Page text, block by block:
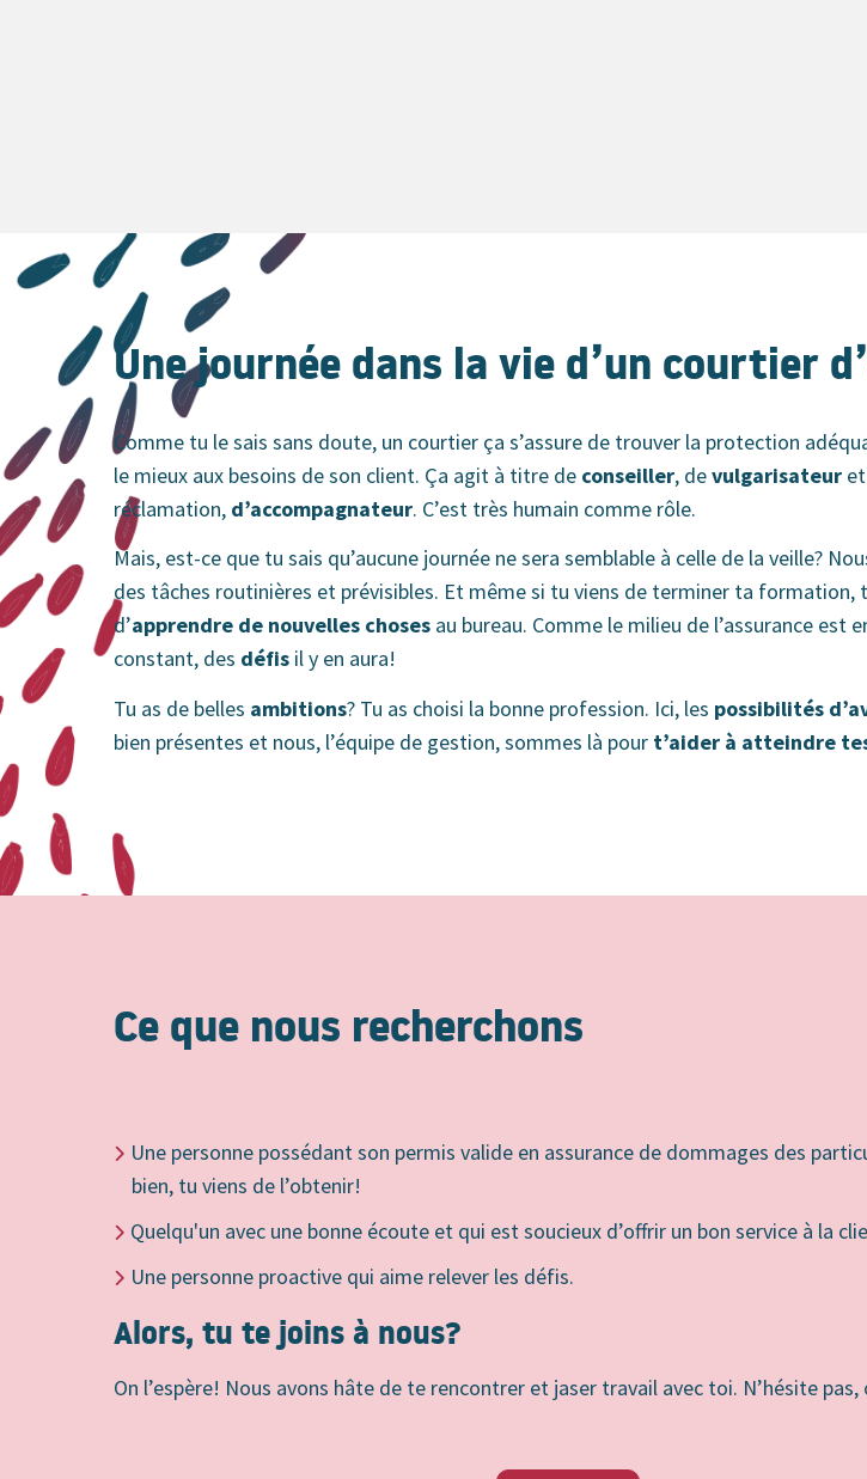
Une journée dans la vie d’un courtier
Comme tu le sais sans doute, un courtier ça s’assure de trouver la protection
le mieux aux besoins de son client. Ça agit à titre de conseiller, devulgarisateur
réclamation, d’accompagnateur. C’est très humain comme rôle.
Mais, est-ce que tu sais qu’aucune journée ne sera semblable à celle de la veille?
des tâches routinières et prévisibles. Et même si tu viens de terminer ta formation,
d’apprendre de nouvelles choses au bureau. Comme le milieu de l’assurance est
constant, des défis il y en aura!
Tu as de belles ambitions? Tu as choisi la bonne profession. Ici, les possibilités
bien présentes et nous, l’équipe de gestion, sommes là pour t’aider à atteindre
Ce que nous recherchons
Une personne possédant son permis valide en assurance de dommages des
bien, tu viens de l’obtenir!
Quelqu'un avec une bonne écoute et qui est soucieux d’offrir un bon service à la
Une personne proactive qui aime relever les défis.
Alors, tu te joins à nous?
On l’espère! Nous avons hâte de te rencontrer et jaser travail avec toi. N’hésite